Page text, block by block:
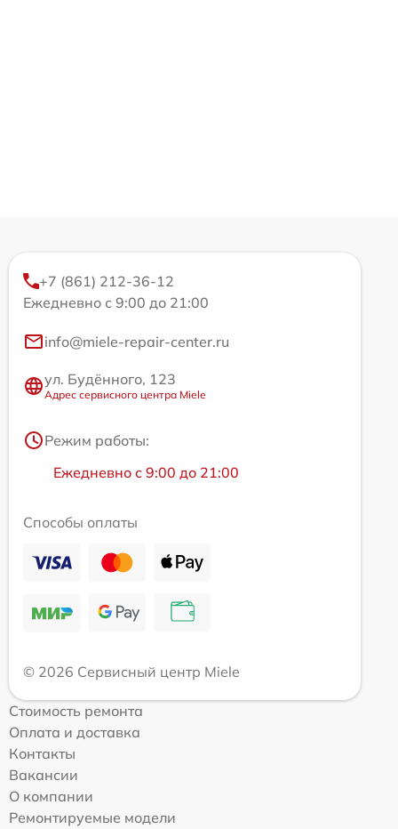
+7 (861) 212-36-12
Ежедневно с 9:00 до 21:00
info@miele-repair-center.ru
ул. Будённого, 123
Адрес сервисного центра Miele
Режим работы:
Ежедневно с 9:00 до 21:00
Способы оплаты
© 2026 Сервисный центр Miele
Стоимость ремонта
Оплата и доставка
Контакты
Вакансии
О компании
Ремонтируемые модели